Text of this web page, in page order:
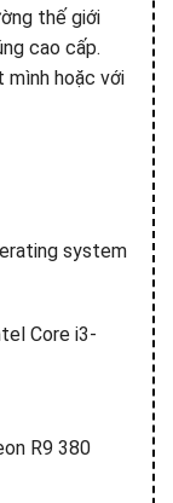
thế giới
cao cấp.
mình hoặc với
system
Core i3-
R9 380